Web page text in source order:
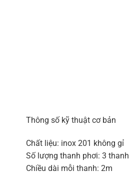
Thông số kỹ thuật cơ bản
Chất liệu: inox 201 không gỉ
Số lượng thanh phơi: 3 thanh
Chiều dài mỗi thanh: 2m